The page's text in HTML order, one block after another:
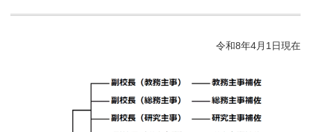
令和8年4月1日現在